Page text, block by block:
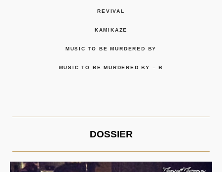
REVIVAL
KAMIKAZE
MUSIC TO BE MURDERED BY
MUSIC TO BE MURDERED BY – B
DOSSIER